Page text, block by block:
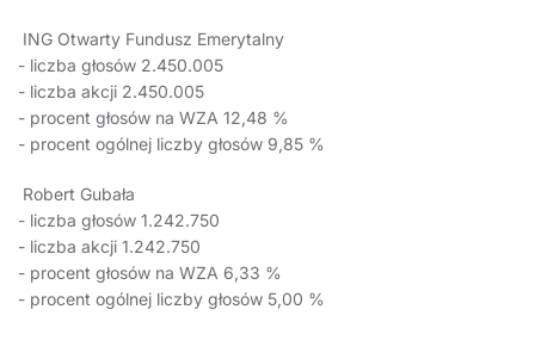
ING Otwarty Fundusz Emerytalny
- liczba głosów 2.450.005
- liczba akcji 2.450.005
- procent głosów na WZA 12,48 %
- procent ogólnej liczby głosów 9,85 %
Robert Gubała
- liczba głosów 1.242.750
- liczba akcji 1.242.750
- procent głosów na WZA 6,33 %
- procent ogólnej liczby głosów 5,00 %